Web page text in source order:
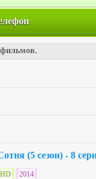
фильмов.
(5 сезон) - 8
HD 2014